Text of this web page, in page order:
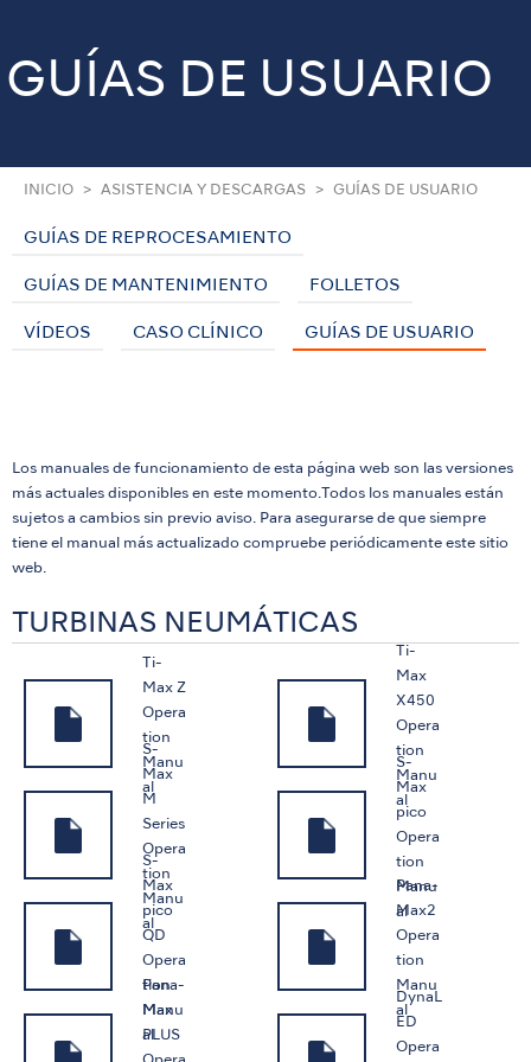
GUÍAS DE USUARIO
INICIO ASISTENCIA Y DESCARGAS GUÍAS DE USUARIO
GUÍAS DE REPROCESAMIENTO
GUÍAS DE MANTENIMIENTO FOLLETOS
VÍDEOS CASO CLÍNICO GUÍAS DE USUARIO
Los manuales de funcionamiento de esta página web son las versiones
más actuales disponibles en este momento.Todos los manuales están
sujetos a cambios sin previo aviso. Para asegurarse de que siempre
tiene el manual más actualizado compruebe periódicamente este sitio
web.
TURBINAS NEUMÁTICAS
Ti-
Max Z
Opera
tion
Manu
al
Ti-
Max
X450
Opera
tion
Manu
al
S-
Max
M
Series
Opera
tion
Manu
al
S-
Max
pico
Opera
tion
Manu
al
S-
Max
pico
QD
Opera
tion
Manu
al
Pana-
Max2
Opera
tion
Manu
al
Pana-
Max
PLUS
DynaL
ED
Opera